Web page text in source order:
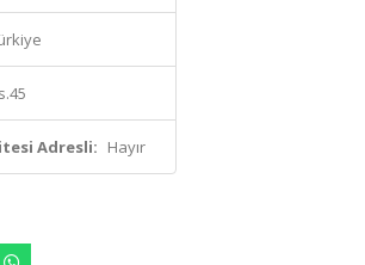
Adresli: Hayır